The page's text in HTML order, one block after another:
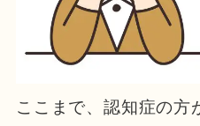
ここまで、認知症の方